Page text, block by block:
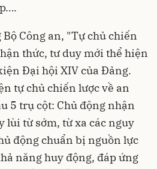
Công an, "Tự chủ chiến
thức, tư duy mới thể hiện
Đại hội XIV của Đảng.
tự chủ chiến lược về an
5 trụ cột: Chủ động nhận
lùi từ sớm, từ xa các nguy
động chuẩn bị nguồn lực
năng huy động, đáp ứng